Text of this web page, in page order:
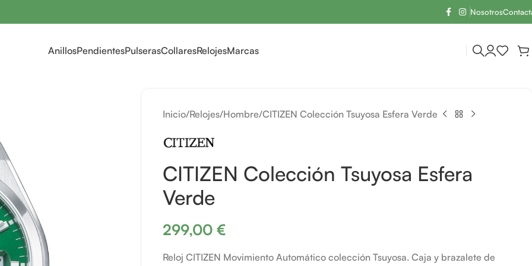
Nosotros
AnillosPendientesPulserasCollaresRelojesMarcas
Inicio Relojes Hombre CITIZEN Colección Tsuyosa Esfera Verde
CITIZEN Colección Tsuyosa Esfera
Verde
299,00 €
Reloj CITIZEN Movimiento Automático colección Tsuyosa. Caja y brazalete de